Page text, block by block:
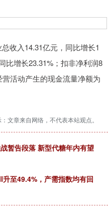
收入14.31亿元，同比增长1
比增长23.31%；扣非净利润8
活动产生的现金流量净额为
文章来自网络，不代表本站观点。
暂告段落 新型代糖年内有望
至49.4%，产需指数均有回